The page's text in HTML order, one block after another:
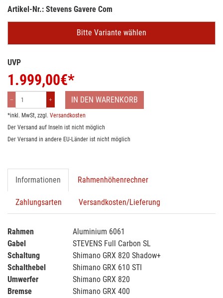
Artikel-Nr.: Stevens Gavere Com
Bitte Variante wählen
UVP
1.999,00€*
IN DEN WARENKORB
*inkl. MwSt, zzgl. Versandkosten
Der Versand auf Inseln ist nicht möglich
Der Versand in andere EU-Länder ist nicht möglich
Informationen Rahmenhöhenrechner
Zahlungsarten Versandkosten/Lieferung
Rahmen
Aluminium 6061
Gabel
STEVENS Full Carbon SL
Schaltung
Shimano GRX 820 Shadow+
Schalthebel
Shimano GRX 610 STI
Umwerfer
Shimano GRX 820
Bremse
Shimano GRX 400